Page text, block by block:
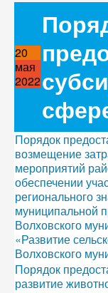
20
мая
2022
Порядок
возмещение
мероприятий
обеспечении
регионального
муниципальной
Волховского
«Развитие
Волховского
Порядок
развитие